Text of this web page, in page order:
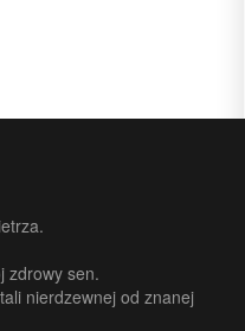
zdrowy sen.
nierdzewnej od znanej